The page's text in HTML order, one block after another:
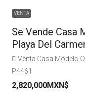
VENTA
Se Vende Casa
Playa Del
Venta Casa Modelo
P4461
2,820,000MXN$